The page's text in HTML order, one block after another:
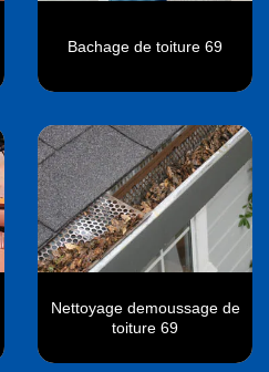
Bachage de toiture 69
Nettoyage demoussage de
toiture 69